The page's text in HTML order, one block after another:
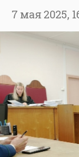
7 мая 2025,